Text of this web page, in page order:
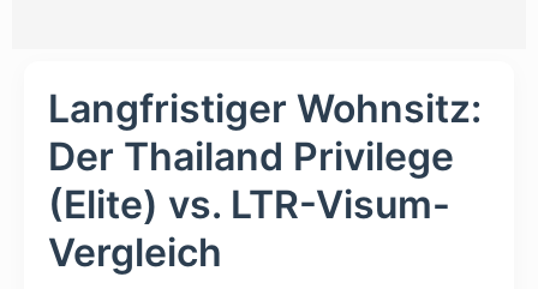
Langfristiger Wohnsitz:
Der Thailand Privilege
(Elite) vs. LTR-Visum-
Vergleich